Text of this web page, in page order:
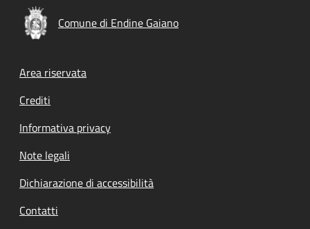
Comune di Endine Gaiano
Footer menu
Area riservata
Crediti
Informativa privacy
Note legali
Dichiarazione di accessibilità
Contatti